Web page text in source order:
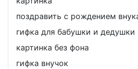
поздравить с рождением
гифка для бабушки и дедушки
картинка без фона
гифка внучок